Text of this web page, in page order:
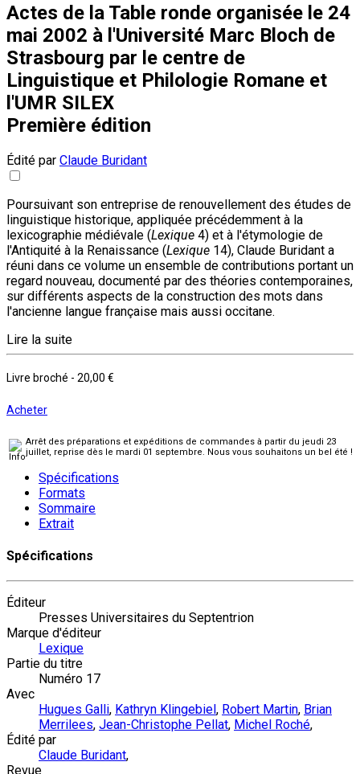
Actes de la Table ronde organisée le 24
mai 2002 à l'Université Marc Bloch de
Strasbourg par le centre de
Linguistique et Philologie Romane et
l'UMR SILEX
Première édition
Édité par Claude Buridant
Poursuivant son entreprise de renouvellement des études de
linguistique historique, appliquée précédemment à la
lexicographie médiévale (Lexique 4) et à l'étymologie de
l'Antiquité à la Renaissance (Lexique 14), Claude Buridant a
réuni dans ce volume un ensemble de contributions portant un
regard nouveau, documenté par des théories contemporaines,
sur différents aspects de la construction des mots dans
l'ancienne langue française mais aussi occitane.
Lire la suite
Livre broché - 20,00 €
Acheter
Arrêt des préparations et expéditions de commandes à partir du jeudi 23
juillet, reprise dès le mardi 01 septembre. Nous vous souhaitons un bel été !
Spécifications
Formats
Sommaire
Extrait
Spécifications
Éditeur
Presses Universitaires du Septentrion
Marque d'éditeur
Lexique
Partie du titre
Numéro 17
Avec
Hugues Galli, Kathryn Klingebiel , Robert Martin, Brian
Merrilees, Jean-Christophe Pellat, Michel Roché,
Édité par
Claude Buridant,
Revue